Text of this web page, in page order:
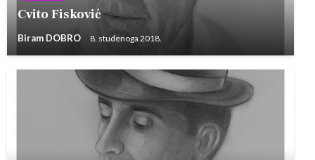
Cvito Fisković
Biram DOBRO 8. studenoga 2018.